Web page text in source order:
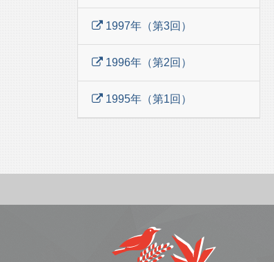
1997年（第3回）
1996年（第2回）
1995年（第1回）